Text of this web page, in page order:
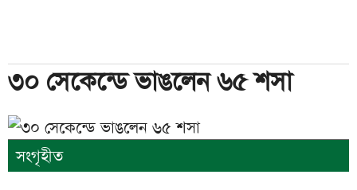
৩০ সেকেন্ডে ভাঙলেন ৬৫ শসা
সংগৃহীত